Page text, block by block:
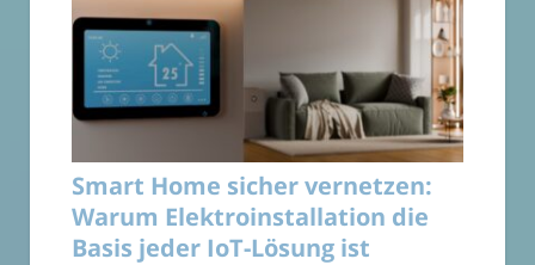
Smart Home sicher vernetzen:
Warum Elektroinstallation die
Basis jeder IoT-Lösung ist